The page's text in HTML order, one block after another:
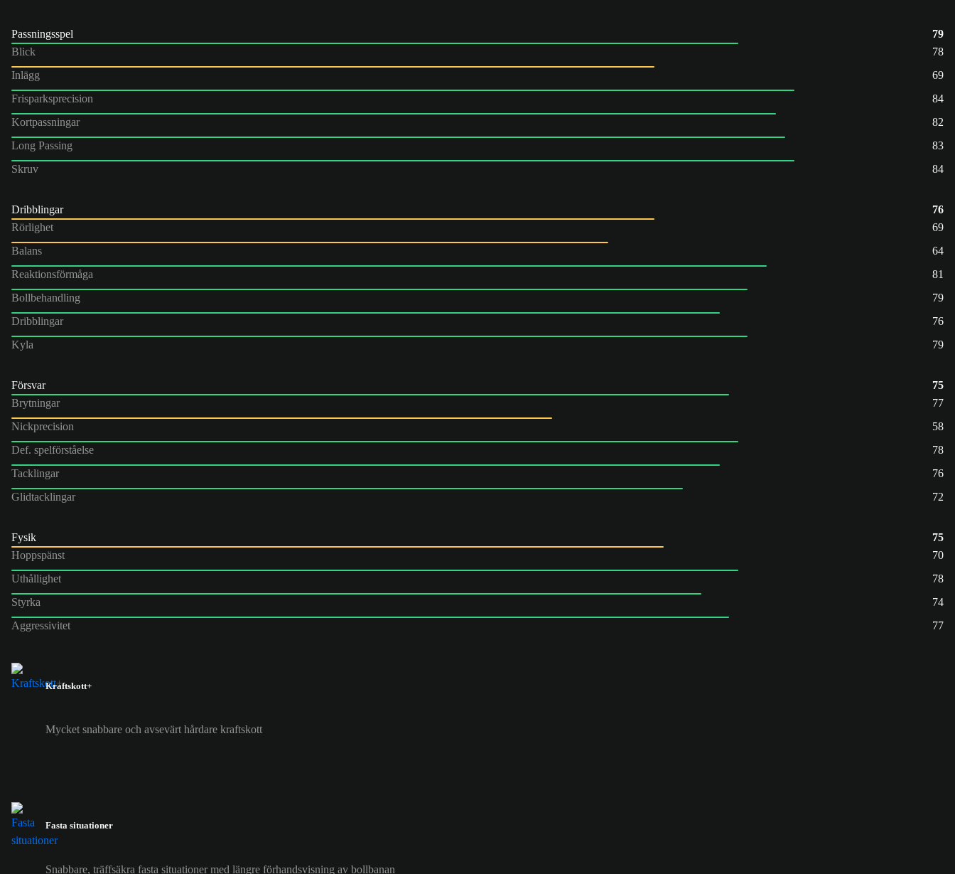
Passningsspel
79
Blick
78
Inlägg
69
Frisparksprecision
84
Kortpassningar
82
Long Passing
83
Skruv
84
Dribblingar
76
Rörlighet
69
Balans
64
Reaktionsförmåga
81
Bollbehandling
79
Dribblingar
76
Kyla
79
Försvar
75
Brytningar
77
Nickprecision
58
Def. spelförståelse
78
Tacklingar
76
Glidtacklingar
72
Fysik
75
Hoppspänst
70
Uthållighet
78
Styrka
74
Aggressivitet
77
Kraftskott+
Mycket snabbare och avsevärt hårdare kraftskott
Fasta situationer
Snabbare, träffsäkra fasta situationer med längre förhandsvisning av bollbanan